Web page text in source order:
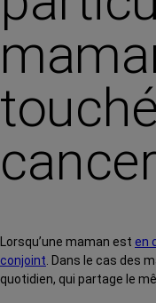
Lorsqu’une maman est en
conjoint . Dans le cas des
quotidien, qui partage le